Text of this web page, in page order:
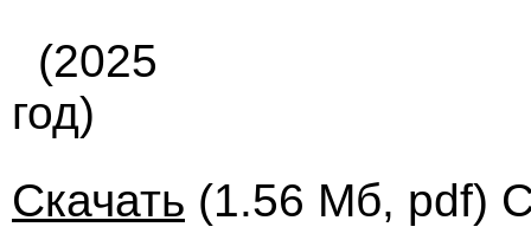
(2025
год)
Скачать (1.56 Мб, pdf)